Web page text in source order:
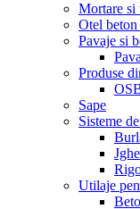
Mortare si
Otel beton
Pavaje si
Produse
Sape
Sisteme
Utilaje